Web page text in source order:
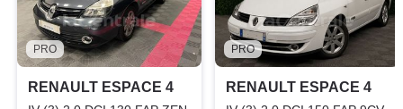
PRO
RENAULT ESPACE 4
PRO
RENAULT ESPACE 4